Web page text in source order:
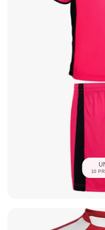
10